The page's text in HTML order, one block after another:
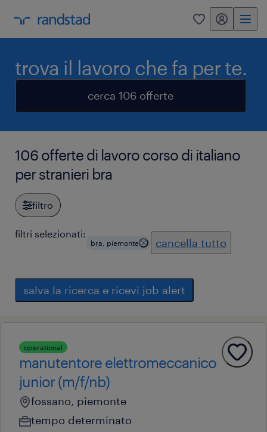
0 my randstad
trova il lavoro che fa per te.
cerca 106 offerte
106 offerte di lavoro corso di italiano
per stranieri bra
filtro
filtri selezionati:
bra, piemonte cancella tutto
salva la ricerca e ricevi job alert
operational
manutentore elettromeccanico
junior (m/f/nb)
fossano, piemonte
tempo determinato